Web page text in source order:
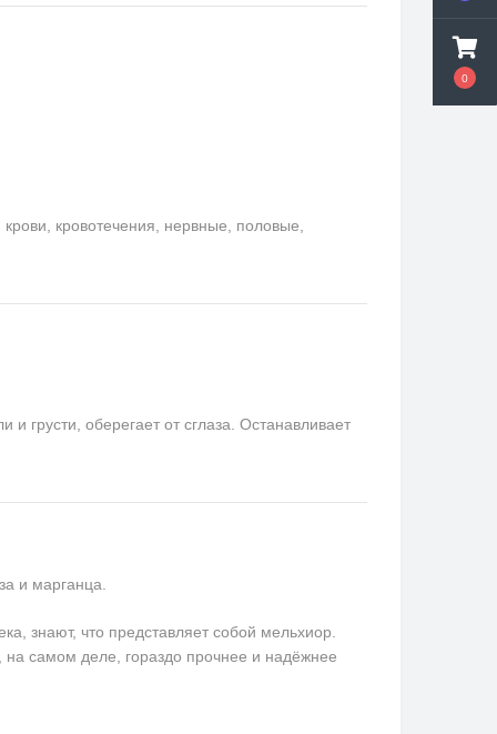
0
кровотечения, нервные, половые,
грусти, оберегает от сглаза. Останавливает
и марганца.
знают, что представляет собой мельхиор.
самом деле, гораздо прочнее и надёжнее